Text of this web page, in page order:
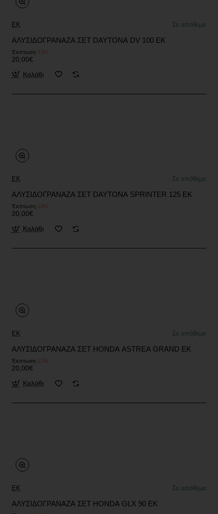
EK Σε απόθεμα
ΑΛΥΣΙΔΟΓΡΑΝΑΖΑ ΣΕΤ DAYTONA DV 100 EK
Έκπτωση-13%
20,00€
Καλάθι
EK Σε απόθεμα
ΑΛΥΣΙΔΟΓΡΑΝΑΖΑ ΣΕΤ DAYTONA SPRINTER 125 EK
Έκπτωση-13%
20,00€
Καλάθι
EK Σε απόθεμα
ΑΛΥΣΙΔΟΓΡΑΝΑΖΑ ΣΕΤ HONDA ASTREA GRAND EK
Έκπτωση-13%
20,00€
Καλάθι
EK Σε απόθεμα
ΑΛΥΣΙΔΟΓΡΑΝΑΖΑ ΣΕΤ HONDA GLX 90 EK